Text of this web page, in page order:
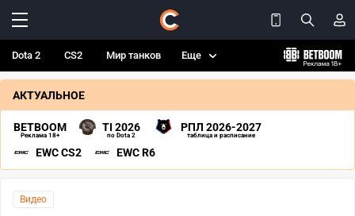
Dota 2 CS2 Мир танков Еще
АКТУАЛЬНОЕ
BETBOOM
Реклама 18+
TI 2026
по Dota 2
РПЛ 2026-2027
таблица и расписание
EWC CS2 EWC R6
Видео